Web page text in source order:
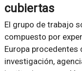
cubiertas
El grupo de trabajo
compuesto por
Europa
investigación,